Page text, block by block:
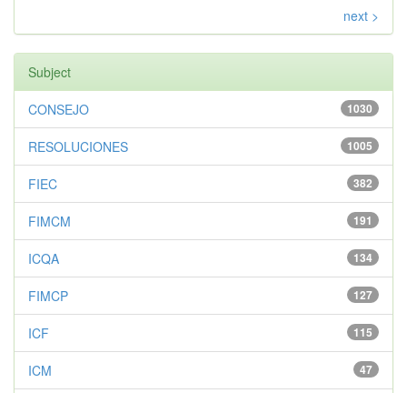
next >
Subject
1030
CONSEJO
1005
RESOLUCIONES
382
FIEC
191
FIMCM
134
ICQA
127
FIMCP
115
ICF
47
ICM